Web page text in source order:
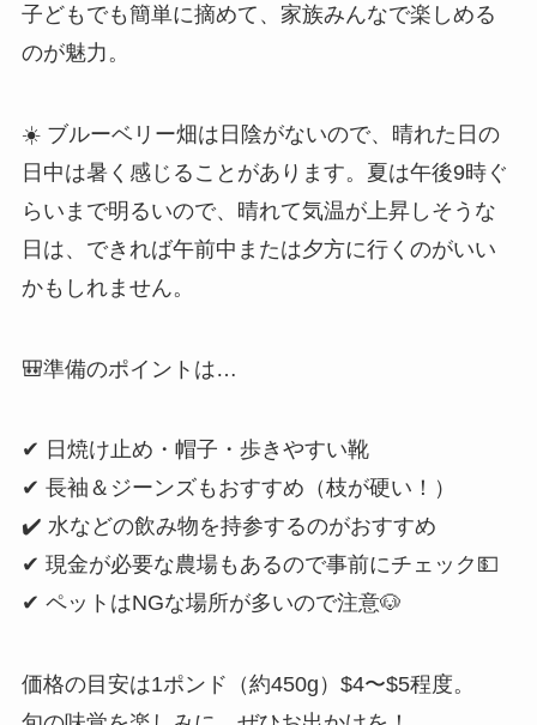
子どもでも簡単に摘めて、家族みんなで楽しめる
のが魅力。
☀️ ブルーベリー畑は日陰がないので、晴れた日の
日中は暑く感じることがあります。夏は午後9時ぐ
らいまで明るいので、晴れて気温が上昇しそうな
日は、できれば午前中または夕方に行くのがいい
かもしれません。
🎒準備のポイントは…
✔ 日焼け止め・帽子・歩きやすい靴
✔ 長袖＆ジーンズもおすすめ（枝が硬い！）
✔️ 水などの飲み物を持参するのがおすすめ
✔ 現金が必要な農場もあるので事前にチェック💵
✔ ペットはNGな場所が多いので注意🐶
価格の目安は1ポンド（約450g）$4〜$5程度。